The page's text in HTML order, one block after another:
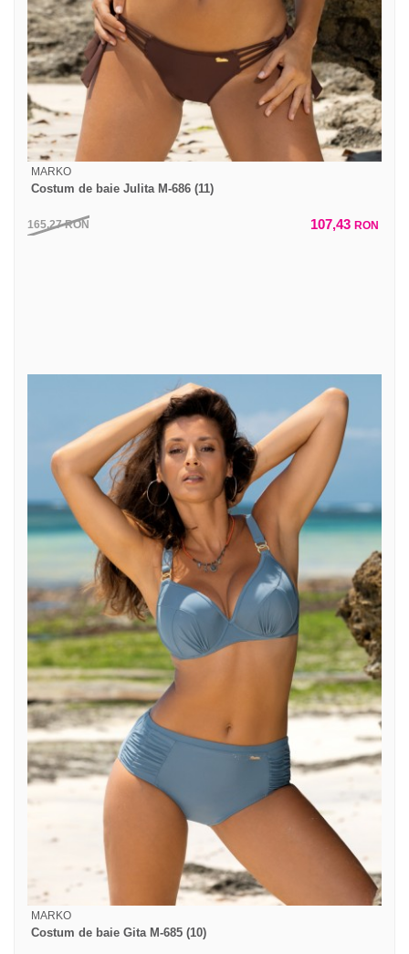
MARKO
Costum de baie Julita M-686 (11)
165,27RON 107,43 RON
MARKO
Costum de baie Gita M-685 (10)